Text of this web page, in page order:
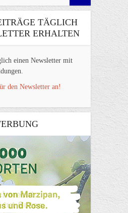
TÄGLICH
ERHALTEN
einen Newsletter mit
den Newsletter an!